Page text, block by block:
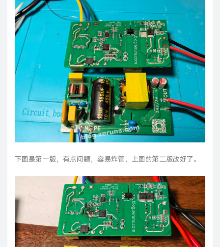
下图是第一版，有点问题，容易炸管，上图的第二版改好了。